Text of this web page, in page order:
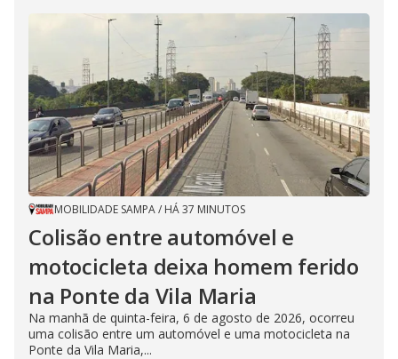
MOBILIDADE SAMPA/ HÁ 37 MINUTOS
Colisão entre automóvel e
motocicleta deixa homem ferido
na Ponte da Vila Maria
Na manhã de quinta-feira, 6 de agosto de 2026, ocorreu
uma colisão entre um automóvel e uma motocicleta na
Ponte da Vila Maria,...